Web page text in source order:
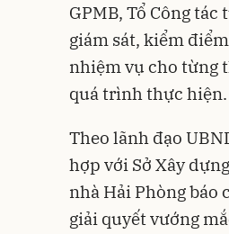
GPMB, Tổ Công
giám sát, kiểm
nhiệm vụ cho từng
quá trình thực hiện.
Theo lãnh đạo
hợp với Sở Xây
nhà Hải Phòng báo
giải quyết vướng